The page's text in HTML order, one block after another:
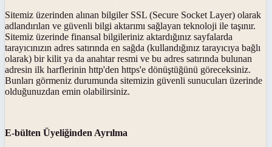
Sitemiz üzerinden alınan bilgiler SSL (Secure Socket Layer) olarak
adlandırılan ve güvenli bilgi aktarımı sağlayan teknoloji ile taşınır.
Sitemiz üzerinde finansal bilgileriniz aktardığınız sayfalarda
tarayıcınızın adres satırında en sağda (kullandığınız tarayıcıya bağlı
olarak) bir kilit ya da anahtar resmi ve bu adres satırında bulunan
adresin ilk harflerinin http'den https'e dönüştüğünü göreceksiniz.
Bunları görmeniz durumunda sitemizin güvenli sunucuları üzerinde
olduğunuzdan emin olabilirsiniz.
E-bülten Üyeliğinden Ayrılma